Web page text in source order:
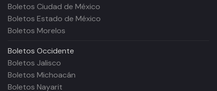
Boletos Ciudad de México
Boletos Estado de México
Boletos Morelos
Boletos Occidente
Boletos Jalisco
Boletos Michoacán
Boletos Nayarit